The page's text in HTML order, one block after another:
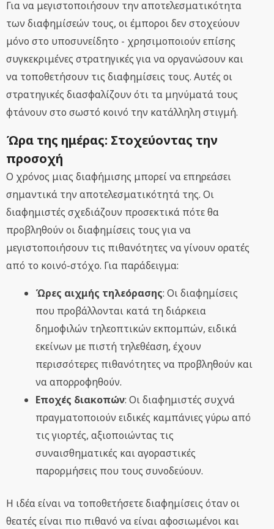
Για να μεγιστοποιήσουν την αποτελεσματικότητα
των διαφημίσεών τους, οι έμποροι δεν στοχεύουν
μόνο στο υποσυνείδητο - χρησιμοποιούν επίσης
συγκεκριμένες στρατηγικές για να οργανώσουν και
να τοποθετήσουν τις διαφημίσεις τους. Αυτές οι
στρατηγικές διασφαλίζουν ότι τα μηνύματά τους
φτάνουν στο σωστό κοινό την κατάλληλη στιγμή.
Ώρα της ημέρας: Στοχεύοντας την
προσοχή
Ο χρόνος μιας διαφήμισης μπορεί να επηρεάσει
σημαντικά την αποτελεσματικότητά της. Οι
διαφημιστές σχεδιάζουν προσεκτικά πότε θα
προβληθούν οι διαφημίσεις τους για να
μεγιστοποιήσουν τις πιθανότητες να γίνουν ορατές
από το κοινό-στόχο. Για παράδειγμα:
Ώρες αιχμής τηλεόρασης: Οι διαφημίσεις
που προβάλλονται κατά τη διάρκεια
δημοφιλών τηλεοπτικών εκπομπών, ειδικά
εκείνων με πιστή τηλεθέαση, έχουν
περισσότερες πιθανότητες να προβληθούν και
να απορροφηθούν.
Εποχές διακοπών: Οι διαφημιστές συχνά
πραγματοποιούν ειδικές καμπάνιες γύρω από
τις γιορτές, αξιοποιώντας τις
συναισθηματικές και αγοραστικές
παρορμήσεις που τους συνοδεύουν.
Η ιδέα είναι να τοποθετήσετε διαφημίσεις όταν οι
θεατές είναι πιο πιθανό να είναι αφοσιωμένοι και